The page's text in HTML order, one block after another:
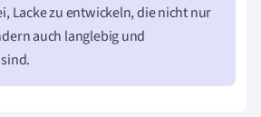
Lacke zu entwickeln, die nicht nur
auch langlebig und